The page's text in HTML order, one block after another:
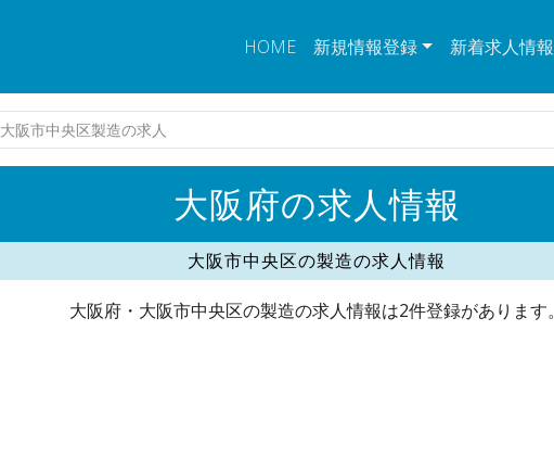
HOME 新規情報登録 新着求人情報
大阪市中央区製造の求人
大阪府の求人情報
大阪市中央区の製造の求人情報
大阪府・大阪市中央区の製造の求人情報は2件登録があります。